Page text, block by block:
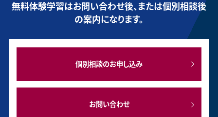
無料体験学習はお問い合わせ後、または個別相談後
の案内になります。
個別相談のお申し込み
お問い合わせ